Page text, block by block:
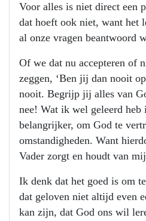
Voor alles is niet direct een
dat hoeft ook niet, want het
al onze vragen beantwoord
Of we dat nu accepteren of
zeggen, ‘Ben jij dan nooit
nooit. Begrijp jij alles van
nee! Wat ik wel geleerd heb
belangrijker, om God te
omstandigheden. Want
Vader zorgt en houdt van
Ik denk dat het goed is om
dat geloven niet altijd even
kan zijn, dat God ons wil